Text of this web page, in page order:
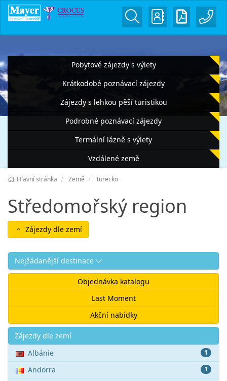
Pobytové zájezdy s výlety
Krátkodobé poznávací zájezdy
Zájezdy s lehkou pěší turistikou
Podrobné poznávací zájezdy
Termální lázně s výlety
Vzdálené země
Hlavní stránka Země Turecko
Středomořský region
Zájezdy dle zemí
Nejžádanější destinace
Objednávka katalogu
Last Moment
Akční nabídky
Akce
Zájezdy dle zemí
1
Albánie
1
Andorra